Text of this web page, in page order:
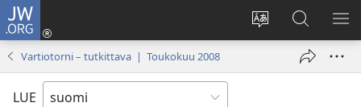
JW.ORG
Vaihda
sivuston
Kirjaudu
(avaa
Hae
JW.ORG-
sivustolta
Vartiotorni – tutkittava | Toukokuu 2008
LUE